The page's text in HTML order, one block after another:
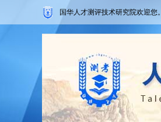
国华人才测评技术研究院欢迎您。